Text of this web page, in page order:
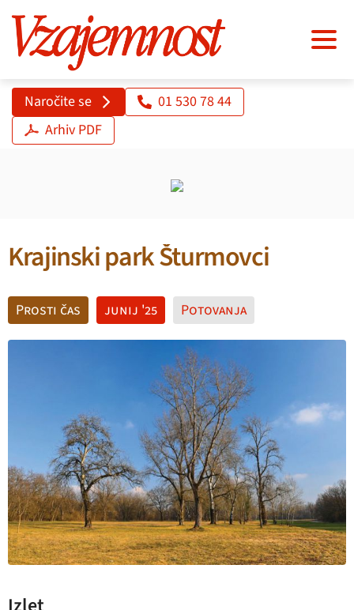
Naročite se
01 530 78 44
Arhiv PDF
Krajinski park Šturmovci
Prosti čas junij '25 Potovanja